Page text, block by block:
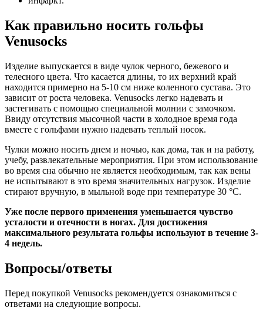
Как правильно носить гольфы
Venusocks
Изделие выпускается в виде чулок черного, бежевого и
телесного цвета. Что касается длины, то их верхний край
находится примерно на 5-10 см ниже коленного сустава. Это
зависит от роста человека. Venusocks легко надевать и
застегивать с помощью специальной молнии с замочком.
Ввиду отсутствия мысочной части в холодное время года
вместе с гольфами нужно надевать теплый носок.
Чулки можно носить днем и ночью, как дома, так и на работу,
учебу, развлекательные мероприятия. При этом использование
во время сна обычно не является необходимым, так как вены
не испытывают в это время значительных нагрузок. Изделие
стирают вручную, в мыльной воде при температуре 30 °C.
Уже после первого применения уменьшается чувство
усталости и отечности в ногах. Для достижения
максимального результата гольфы используют в течение 3-
4 недель.
Вопросы/ответы
Перед покупкой Venusocks рекомендуется ознакомиться с
ответами на следующие вопросы.